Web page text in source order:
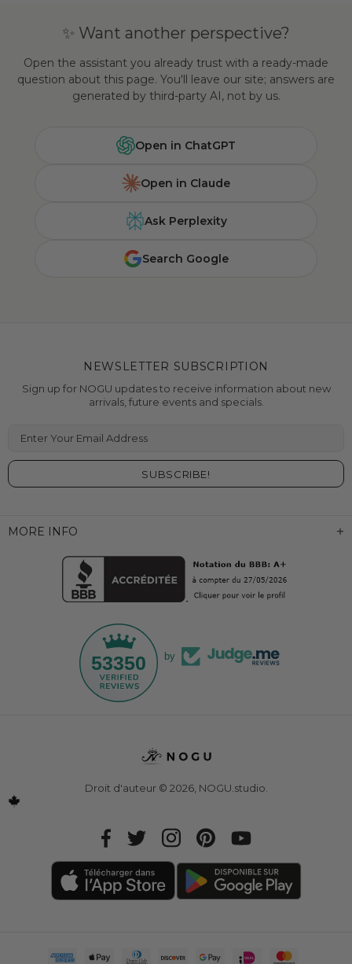
✨ Want another perspective?
Open the assistant you already trust with a ready-made
question about this page. You'll leave our site; answers are
generated by third-party AI, not by us.
Open in ChatGPT
Open in Claude
Ask Perplexity
Search Google
MORE INFO
53350 by
NEWSLETTER SUBSCRIPTION
Sign up for NOGU updates to receive information about new
arrivals, future events and specials.
Droit d'auteur © 2026, NOGU.studio